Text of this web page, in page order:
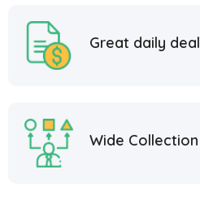
Great daily deal
Wide Collection